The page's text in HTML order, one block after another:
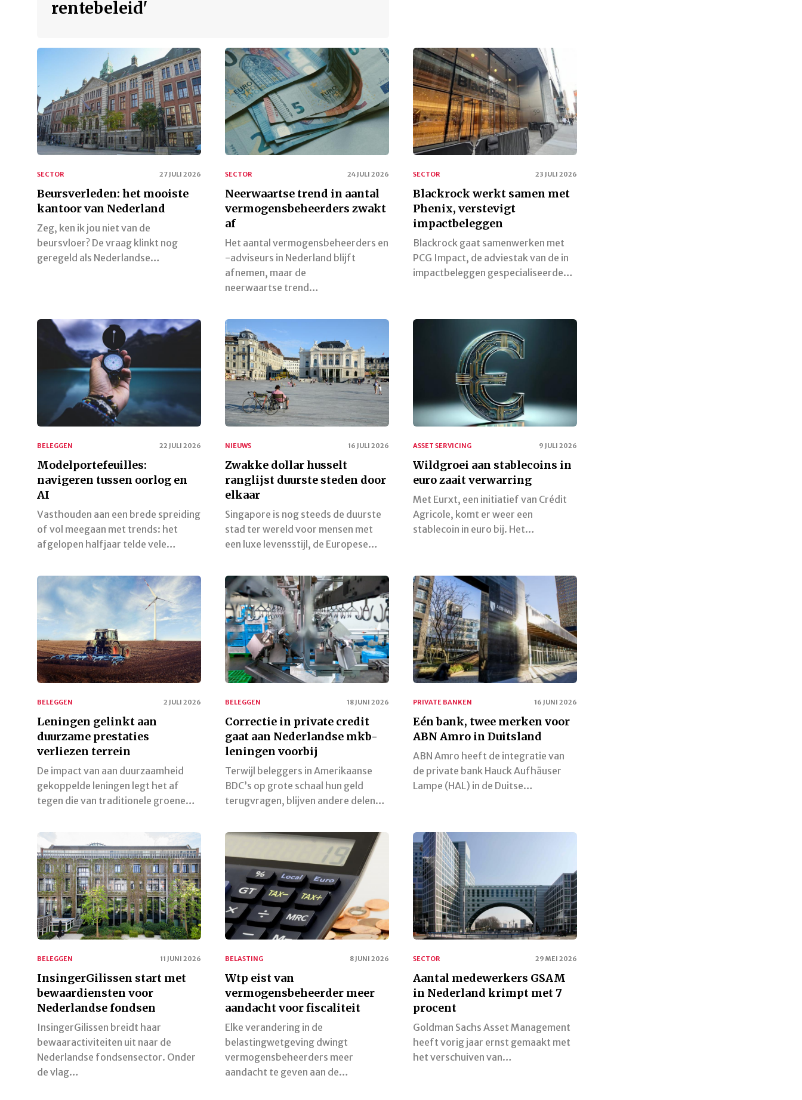
rentebeleid'
SECTOR 27 JULI 2026
Beursverleden: het mooiste
kantoor van Nederland
Zeg, ken ik jou niet van de
beursvloer? De vraag klinkt nog
geregeld als Nederlandse…
SECTOR 24 JULI 2026
Neerwaartse trend in aantal
vermogensbeheerders zwakt
af
Het aantal vermogensbeheerders en
-adviseurs in Nederland blijft
afnemen, maar de
neerwaartse trend…
SECTOR 23 JULI 2026
Blackrock werkt samen met
Phenix, verstevigt
impactbeleggen
Blackrock gaat samenwerken met
PCG Impact, de adviestak van de in
impactbeleggen gespecialiseerde…
BELEGGEN 22 JULI 2026
Modelportefeuilles:
navigeren tussen oorlog en
AI
Vasthouden aan een brede spreiding
of vol meegaan met trends: het
afgelopen halfjaar telde vele…
NIEUWS 16 JULI 2026
Zwakke dollar husselt
ranglijst duurste steden door
elkaar
Singapore is nog steeds de duurste
stad ter wereld voor mensen met
een luxe levensstijl, de Europese…
ASSET SERVICING 9 JULI 2026
Wildgroei aan stablecoins in
euro zaait verwarring
Met Eurxt, een initiatief van Crédit
Agricole, komt er weer een
stablecoin in euro bij. Het…
BELEGGEN 2 JULI 2026
Leningen gelinkt aan
duurzame prestaties
verliezen terrein
De impact van aan duurzaamheid
gekoppelde leningen legt het af
tegen die van traditionele groene…
BELEGGEN 18 JUNI 2026
Correctie in private credit
gaat aan Nederlandse mkb-
leningen voorbij
Terwijl beleggers in Amerikaanse
BDC’s op grote schaal hun geld
terugvragen, blijven andere delen…
PRIVATE BANKEN 16 JUNI 2026
Eén bank, twee merken voor
ABN Amro in Duitsland
ABN Amro heeft de integratie van
de private bank Hauck Aufhäuser
Lampe (HAL) in de Duitse…
BELEGGEN 11 JUNI 2026
InsingerGilissen start met
bewaardiensten voor
Nederlandse fondsen
InsingerGilissen breidt haar
bewaaractiviteiten uit naar de
Nederlandse fondsensector. Onder
de vlag…
BELASTING 8 JUNI 2026
Wtp eist van
vermogensbeheerder meer
aandacht voor fiscaliteit
Elke verandering in de
belastingwetgeving dwingt
vermogensbeheerders meer
aandacht te geven aan de…
SECTOR 29 MEI 2026
Aantal medewerkers GSAM
in Nederland krimpt met 7
procent
Goldman Sachs Asset Management
heeft vorig jaar ernst gemaakt met
het verschuiven van…